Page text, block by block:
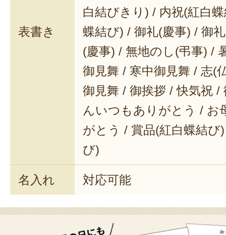
表書き
白結びきり) / 内祝(紅白
蝶結び) / 御礼(慶事) / 御
(慶事) / 無地のし(弔事) /
御見舞 / 寒中御見舞 / 志(
御見舞 / 御挨拶 / 快気祝 /
んいつもありがとう / お
がとう / 賞品(紅白蝶結び
び)
名入れ 対応可能